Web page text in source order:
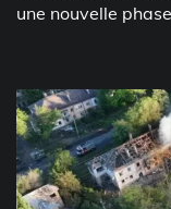
une nouvelle